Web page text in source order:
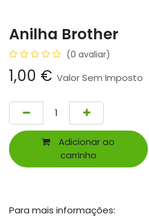
Anilha Brother
(0 avaliar)
1,00 € Valor Sem Imposto
Adicionar ao
carrinho
Para mais informações: